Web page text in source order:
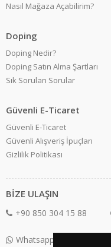
Nasıl Mağaza Açabilirim?
Doping
Doping Nedir?
Doping Satın Alma Şartları
Sık Sorulan Sorular
Güvenli E-Ticaret
Güvenli E-Ticaret
Güvenli Alışveriş İpuçları
Gizlilik Politikası
BİZE ULAŞIN
+90 850 304 15 88
Whatsapp Destek: +90